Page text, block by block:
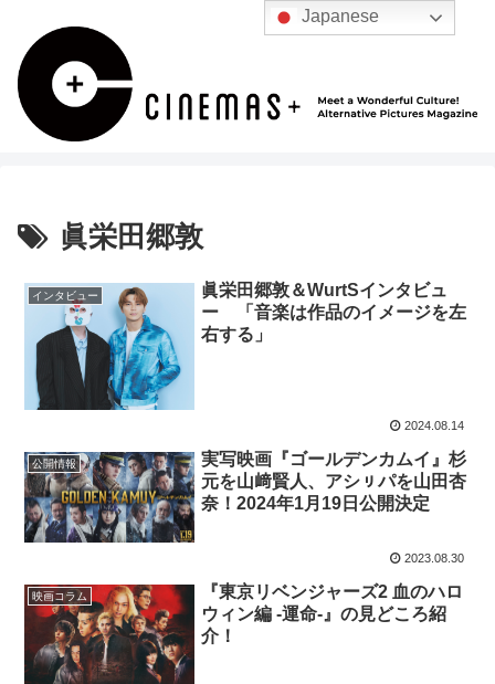
眞栄田郷敦
インタビュー
眞栄田郷敦＆WurtSインタビュ
ー 「音楽は作品のイメージを左
右する」
2024.08.14
公開情報
実写映画『ゴールデンカムイ』杉
元を山﨑賢人、アシㇼパを山田杏
奈！2024年1月19日公開決定
2023.08.30
映画コラム
『東京リベンジャーズ2 血のハロ
ウィン編 -運命-』の見どころ紹
介！
Japanese